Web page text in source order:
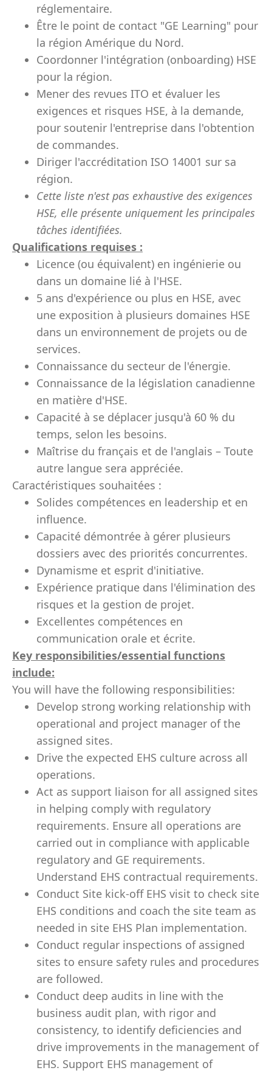
réglementaire.
Être le point de contact "GE Learning" pour
la région Amérique du Nord.
Coordonner l'intégration (onboarding) HSE
pour la région.
Mener des revues ITO et évaluer les
exigences et risques HSE, à la demande,
pour soutenir l'entreprise dans l'obtention
de commandes.
Diriger l'accréditation ISO 14001 sur sa
région.
Cette liste n'est pas exhaustive des exigences
HSE, elle présente uniquement les principales
tâches identifiées.
Qualifications requises :
Licence (ou équivalent) en ingénierie ou
dans un domaine lié à l'HSE.
5 ans d'expérience ou plus en HSE, avec
une exposition à plusieurs domaines HSE
dans un environnement de projets ou de
services.
Connaissance du secteur de l'énergie.
Connaissance de la législation canadienne
en matière d'HSE.
Capacité à se déplacer jusqu'à 60 % du
temps, selon les besoins.
Maîtrise du français et de l'anglais – Toute
autre langue sera appréciée.
Caractéristiques souhaitées :
Solides compétences en leadership et en
influence.
Capacité démontrée à gérer plusieurs
dossiers avec des priorités concurrentes.
Dynamisme et esprit d'initiative.
Expérience pratique dans l'élimination des
risques et la gestion de projet.
Excellentes compétences en
communication orale et écrite.
Key responsibilities/essential functions
include:
You will have the following responsibilities:
Develop strong working relationship with
operational and project manager of the
assigned sites.
Drive the expected EHS culture across all
operations.
Act as support liaison for all assigned sites
in helping comply with regulatory
requirements. Ensure all operations are
carried out in compliance with applicable
regulatory and GE requirements.
Understand EHS contractual requirements.
Conduct Site kick-off EHS visit to check site
EHS conditions and coach the site team as
needed in site EHS Plan implementation.
Conduct regular inspections of assigned
sites to ensure safety rules and procedures
are followed.
Conduct deep audits in line with the
business audit plan, with rigor and
consistency, to identify deficiencies and
drive improvements in the management of
EHS. Support EHS management of